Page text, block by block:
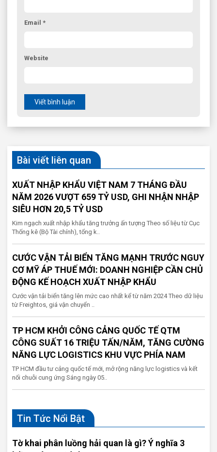
Email *
Website
Viết bình luận
Bài viết liên quan
XUẤT NHẬP KHẨU VIỆT NAM 7 THÁNG ĐẦU
NĂM 2026 VƯỢT 659 TỶ USD, GHI NHẬN NHẬP
SIÊU HƠN 20,5 TỶ USD
Kim ngạch xuất nhập khẩu tăng trưởng ấn tượng Theo số liệu từ Cục
Thống kê (Bộ Tài chính), tổng k..
CƯỚC VẬN TẢI BIỂN TĂNG MẠNH TRƯỚC NGUY
CƠ MỸ ÁP THUẾ MỚI: DOANH NGHIỆP CẦN CHỦ
ĐỘNG KẾ HOẠCH XUẤT NHẬP KHẨU
Cước vận tải biển tăng lên mức cao nhất kể từ năm 2024 Theo dữ liệu
từ Freightos, giá vận chuyển ..
TP HCM KHỞI CÔNG CẢNG QUỐC TẾ QTM
CÔNG SUẤT 16 TRIỆU TẤN/NĂM, TĂNG CƯỜNG
NĂNG LỰC LOGISTICS KHU VỰC PHÍA NAM
TP HCM đầu tư cảng quốc tế mới, mở rộng năng lực logistics và kết
nối chuỗi cung ứng Sáng ngày 05..
Tin Tức Nổi Bật
Tờ khai phân luồng hải quan là gì? Ý nghĩa 3